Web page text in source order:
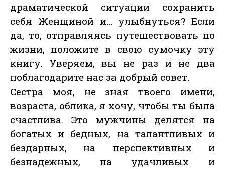
драматической ситуации сохранить
себя Женщиной и… улыбнуться? Если
да, то, отправляясь путешествовать по
жизни, положите в свою сумочку эту
книгу. Уверяем, вы не раз и не два
поблагодарите нас за добрый совет.
Сестра моя, не зная твоего имени,
возраста, облика, я хочу, чтобы ты была
счастлива. Это мужчины делятся на
богатых и бедных, на талантливых и
бездарных, на перспективных и
безнадежных, на удачливых и